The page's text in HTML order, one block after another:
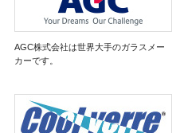
AGC株式会社は世界大手のガラスメー
カーです。